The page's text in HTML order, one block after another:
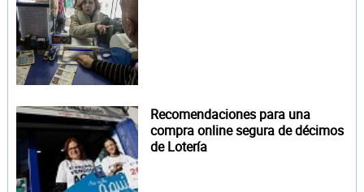
Recomendaciones para una
compra online segura de décimos
de Lotería